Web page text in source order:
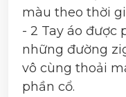
màu theo thời
- 2 Tay áo được
những đường
vô cùng thoải
phần cổ.